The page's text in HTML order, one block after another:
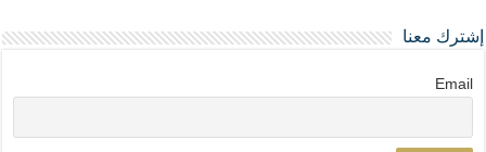
إشترك معنا
Email